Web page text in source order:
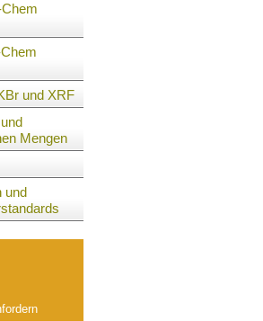
und XRF
Mengen
und